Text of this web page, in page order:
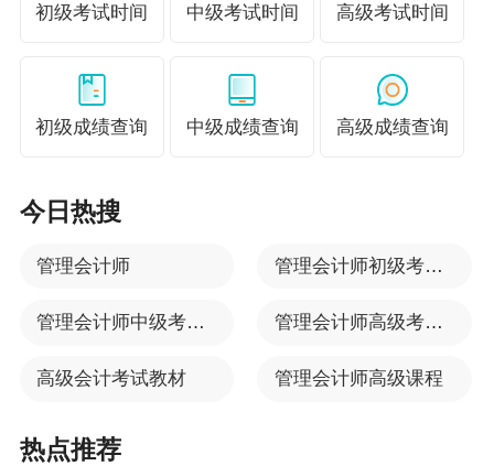
初级考试时间 中级考试时间 高级考试时间
初级成绩查询 中级成绩查询 高级成绩查询
今日热搜
管理会计师 管理会计师初级考试时间
管理会计师中级考试时间 管理会计师高级考试时间
高级会计考试教材 管理会计师高级课程
热点推荐